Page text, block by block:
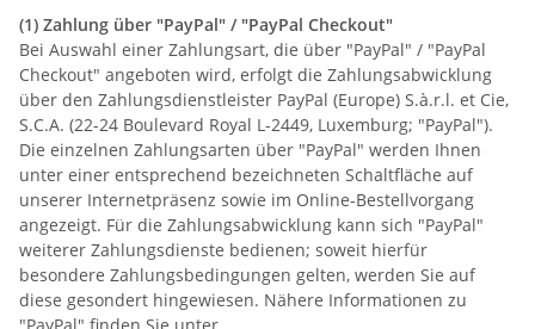
(1) Zahlung über "PayPal" / "PayPal Checkout"
Bei Auswahl einer Zahlungsart, die über "PayPal" / "PayPal
Checkout" angeboten wird, erfolgt die Zahlungsabwicklung
über den Zahlungsdienstleister PayPal (Europe) S.à.r.l. et Cie,
S.C.A. (22-24 Boulevard Royal L-2449, Luxemburg; "PayPal").
Die einzelnen Zahlungsarten über "PayPal" werden Ihnen
unter einer entsprechend bezeichneten Schaltfläche auf
unserer Internetpräsenz sowie im Online-Bestellvorgang
angezeigt. Für die Zahlungsabwicklung kann sich "PayPal"
weiterer Zahlungsdienste bedienen; soweit hierfür
besondere Zahlungsbedingungen gelten, werden Sie auf
diese gesondert hingewiesen. Nähere Informationen zu